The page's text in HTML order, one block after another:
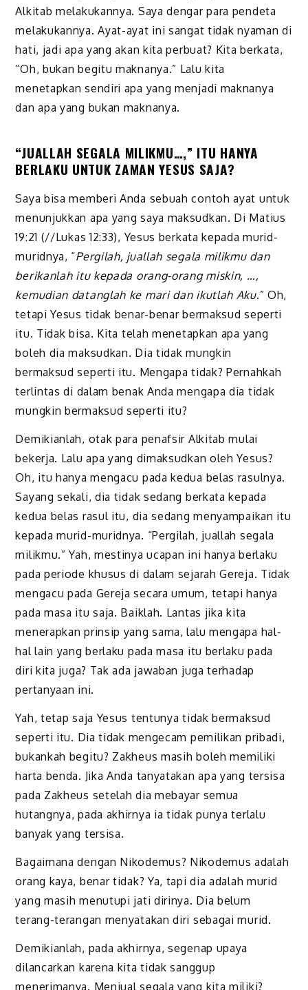
Alkitab melakukannya. Saya dengar para pendeta
melakukannya. Ayat-ayat ini sangat tidak nyaman di
hati, jadi apa yang akan kita perbuat? Kita berkata,
“Oh, bukan begitu maknanya.” Lalu kita
menetapkan sendiri apa yang menjadi maknanya
dan apa yang bukan maknanya.
“JUALLAH SEGALA MILIKMU…,” ITU HANYA
BERLAKU UNTUK ZAMAN YESUS SAJA?
Saya bisa memberi Anda sebuah contoh ayat untuk
menunjukkan apa yang saya maksudkan. Di Matius
19:21 (//Lukas 12:33), Yesus berkata kepada murid-
muridnya, “Pergilah, juallah segala milikmu dan
berikanlah itu kepada orang-orang miskin, …,
kemudian datanglah ke mari dan ikutlah Aku.” Oh,
tetapi Yesus tidak benar-benar bermaksud seperti
itu. Tidak bisa. Kita telah menetapkan apa yang
boleh dia maksudkan. Dia tidak mungkin
bermaksud seperti itu. Mengapa tidak? Pernahkah
terlintas di dalam benak Anda mengapadia tidak
mungkin bermaksud seperti itu?
Demikianlah, otak para penafsir Alkitab mulai
bekerja. Lalu apa yang dimaksudkan oleh Yesus?
Oh, itu hanya mengacu pada kedua belas rasulnya.
Sayang sekali, dia tidak sedang berkata kepada
kedua belas rasul itu, dia sedangmenyampaikan itu
kepada murid-muridnya. “Pergilah, juallah segala
milikmu.” Yah, mestinya ucapan ini hanya berlaku
pada periode khusus di dalam sejarah Gereja. Tidak
mengacu pada Gereja secara umum, tetapi hanya
pada masa itu saja. Baiklah. Lantas jika kita
menerapkan prinsip yang sama, lalu mengapa hal-
hal lain yang berlaku pada masa itu berlaku pada
diri kita juga? Tak ada jawaban juga terhadap
pertanyaan ini.
Yah, tetap saja Yesus tentunya tidak bermaksud
seperti itu. Dia tidak mengecam pemilikan pribadi,
bukankah begitu? Zakheus masih boleh memiliki
harta benda. Jika Anda tanyatakan apa yang tersisa
pada Zakheus setelah dia mebayar semua
hutangnya, pada akhirnya ia tidak punya terlalu
banyak yang tersisa.
Bagaimana dengan Nikodemus? Nikodemus adalah
orang kaya, benar tidak? Ya, tapi dia adalah murid
yang masih menutupi jati dirinya. Dia belum
terang-terangan menyatakan diri sebagai murid.
Demikianlah, pada akhirnya, segenap upaya
dilancarkan karena kita tidak sanggup
menerimanya. Menjual segala yang kita miliki?